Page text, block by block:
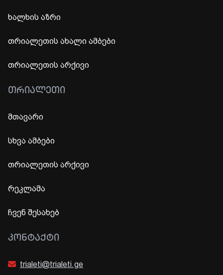
ხალხის აზრი
თრიალეთის ახალი ამბები
თრიალეთის არქივი
ᲗᲠᲘᲐᲚᲔᲗᲘ
მთავარი
სხვა ამბები
თრიალეთის არქივი
რეკლამა
ჩვენ შესახებ
ᲙᲝᲜᲢᲐᲥᲢᲘ
trialeti@trialeti.ge